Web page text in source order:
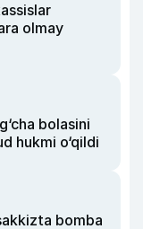
olmay
bolasini
hukmi o‘qildi
bomba